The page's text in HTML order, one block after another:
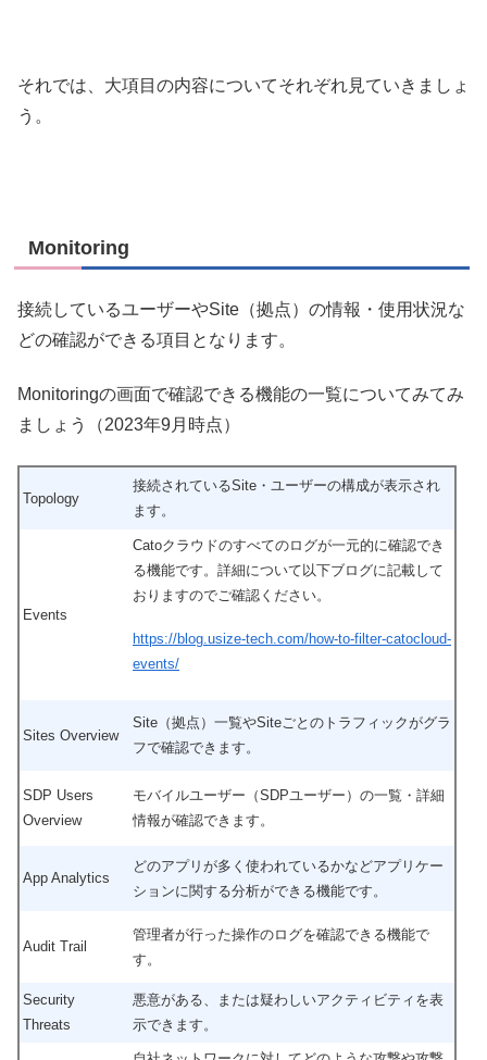
それでは、大項目の内容についてそれぞれ見ていきましょ
う。
Monitoring
接続しているユーザーやSite（拠点）の情報・使用状況な
どの確認ができる項目となります。
Monitoringの画面で確認できる機能の一覧についてみてみ
ましょう（2023年9月時点）
Topology
接続されているSite・ユーザーの構成が表示され
ます。
Events
Catoクラウドのすべてのログが一元的に確認でき
る機能です。詳細について以下ブログに記載して
おりますのでご確認ください。
https://blog.usize-tech.com/how-to-filter-catocloud-
events/
Sites Overview
Site（拠点）一覧やSiteごとのトラフィックがグラ
フで確認できます。
SDP Users
Overview
モバイルユーザー（SDPユーザー）の一覧・詳細
情報が確認できます。
App Analytics
どのアプリが多く使われているかなどアプリケー
ションに関する分析ができる機能です。
Audit Trail
管理者が行った操作のログを確認できる機能で
す。
Security
Threats
悪意がある、または疑わしいアクティビティを表
示できます。